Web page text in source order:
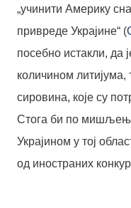
„учинити Америку
привреде Украјине“ (
посебно истакли, да
количином литијума,
сировина, које су
Стога би по
Украјином у тој
од иностраних